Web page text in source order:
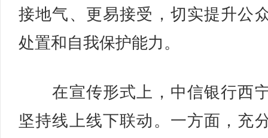
接地气、更易接受，切实提升公
处置和自我保护能力。
在宣传形式上，中信银行西
坚持线上线下联动。一方面，充